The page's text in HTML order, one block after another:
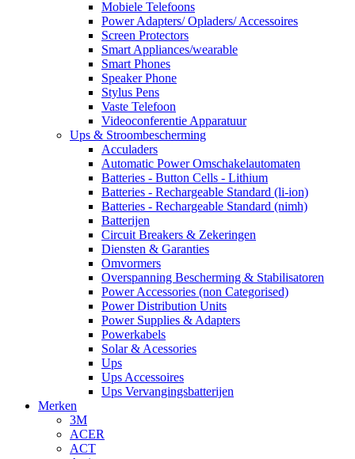
Mobiele Telefoons
Power Adapters/ Opladers/ Accessoires
Screen Protectors
Smart Appliances/wearable
Smart Phones
Speaker Phone
Stylus Pens
Vaste Telefoon
Videoconferentie Apparatuur
Ups & Stroombescherming
Acculaders
Automatic Power Omschakelautomaten
Batteries - Button Cells - Lithium
Batteries - Rechargeable Standard (li-ion)
Batteries - Rechargeable Standard (nimh)
Batterijen
Circuit Breakers & Zekeringen
Diensten & Garanties
Omvormers
Overspanning Bescherming & Stabilisatoren
Power Accessories (non Categorised)
Power Distribution Units
Power Supplies & Adapters
Powerkabels
Solar & Acessories
Ups
Ups Accessoires
Ups Vervangingsbatterijen
Merken
3M
ACER
ACT